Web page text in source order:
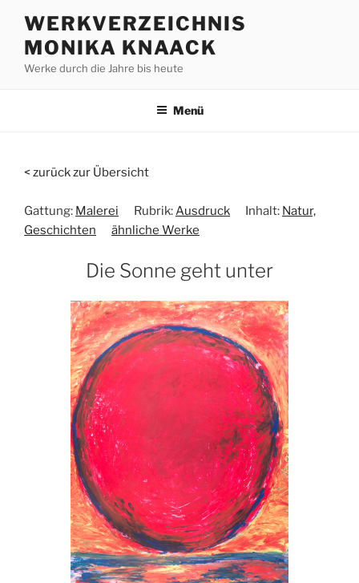
Inhalt
springen
WERKVERZEICHNIS
MONIKA KNAACK
Werke durch die Jahre bis heute
Menü
< zurück zur Übersicht
Gattung: Malerei Rubrik: Ausdruck Inhalt: Natur,
Geschichten
ähnliche Werke
Die Sonne geht unter